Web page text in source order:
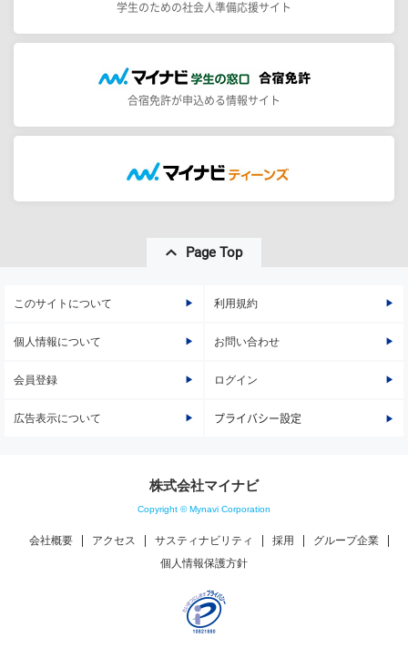
学生のための社会人準備応援サイト
合宿免許が申込める情報サイト
Page Top
このサイトについて 利用規約
個人情報について お問い合わせ
会員登録 ログイン
広告表示について プライバシー設定
株式会社マイナビ
Copyright © Mynavi Corporation
会社概要 アクセス サスティナビリティ 採用
グループ企業
個人情報保護方針